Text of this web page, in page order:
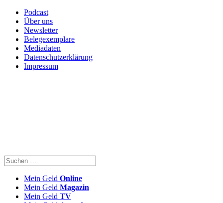
Podcast
Über uns
Newsletter
Belegexemplare
Mediadaten
Datenschutzerklärung
Impressum
Mein Geld Online
Mein Geld Magazin
Mein Geld TV